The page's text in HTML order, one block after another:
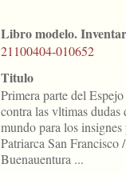
Libro modelo.
21100404-010652
Titulo
Primera parte del
contra las vltimas dudas
mundo para los
Patriarca San Francisco
Buenauentura ...